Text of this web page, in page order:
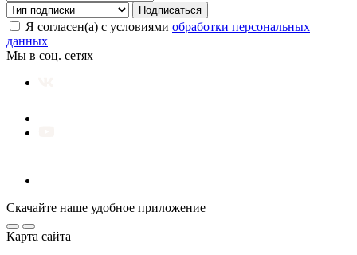
Подписаться
Я согласен(а) с условиями обработки персональных
данных
Мы в соц. сетях
Скачайте наше удобное приложение
Карта сайта